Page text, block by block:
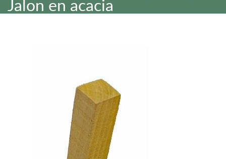
Jalon en acacia